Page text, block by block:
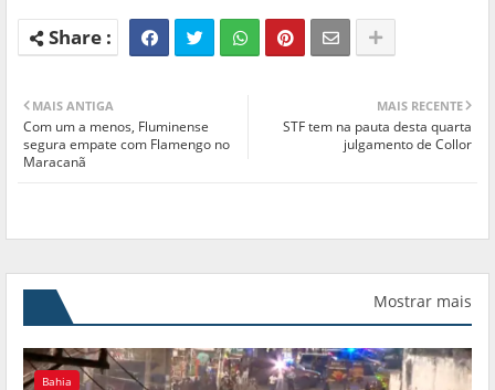
MAIS RECENTE
STF tem na pauta desta quarta
julgamento de Collor
MAIS ANTIGA
Com um a menos, Fluminense
segura empate com Flamengo no
Maracanã
Mostrar mais
Bahia